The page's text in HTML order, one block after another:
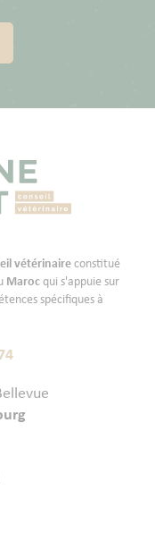
vétérinaireconstitué
Maroc qui s'appuie sur
spécifiques à